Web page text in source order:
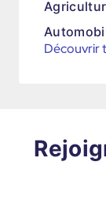
Découvrir